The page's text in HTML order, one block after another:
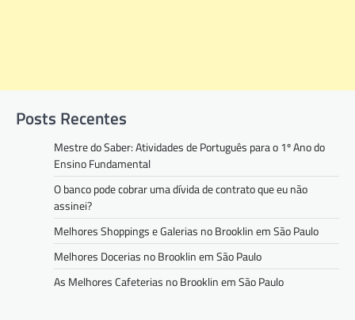
Posts Recentes
Mestre do Saber: Atividades de Português para o 1º Ano do
Ensino Fundamental
O banco pode cobrar uma dívida de contrato que eu não
assinei?
Melhores Shoppings e Galerias no Brooklin em São Paulo
Melhores Docerias no Brooklin em São Paulo
As Melhores Cafeterias no Brooklin em São Paulo